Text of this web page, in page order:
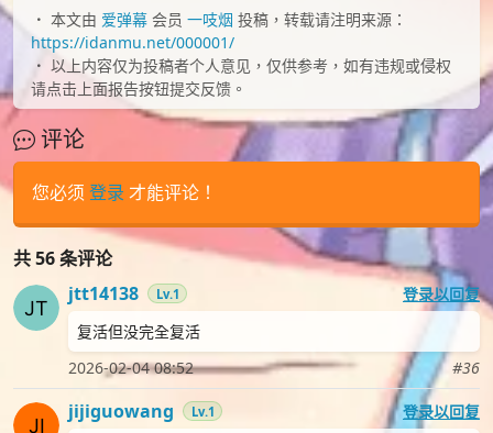
本文由 爱弹幕 会员 一吱烟 投稿，转载请注明来源：
https://idanmu.net/000001/
以上内容仅为投稿者个人意见，仅供参考，如有违规或侵权
请点击上面报告按钮提交反馈。
评论
您必须 登录 才能评论！
共 56 条评论
jtt14138
Lv.1
登录以回复
复活但没完全复活
2026-02-04 08:52
#36
jijiguowang Lv.1
登录以回复